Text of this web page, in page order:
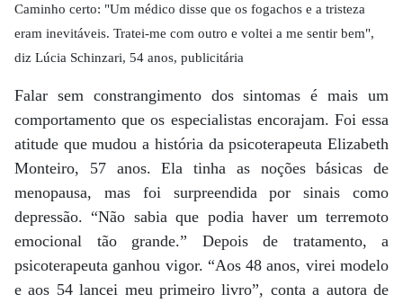
Caminho certo: "Um médico disse que os fogachos e a tristeza
eram inevitáveis. Tratei-me com outro e voltei a me sentir bem",
diz Lúcia Schinzari, 54 anos, publicitária
Falar sem constrangimento dos sintomas é mais um
comportamento que os especialistas encorajam. Foi essa
atitude que mudou a história da psicoterapeuta Elizabeth
Monteiro, 57 anos. Ela tinha as noções básicas de
menopausa, mas foi surpreendida por sinais como
depressão. “Não sabia que podia haver um terremoto
emocional tão grande.” Depois de tratamento, a
psicoterapeuta ganhou vigor. “Aos 48 anos, virei modelo
e aos 54 lancei meu primeiro livro”, conta a autora de